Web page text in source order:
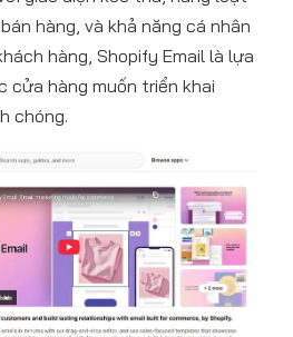
hàng, và khả năng cá nhân
hàng, Shopify Email là lựa
cửa hàng muốn triển khai
chóng.